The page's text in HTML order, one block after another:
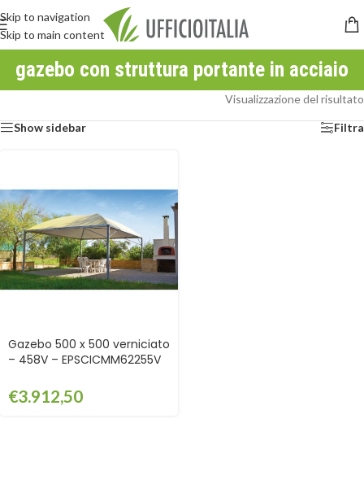
Skip to navigation
Skip to main content
gazebo con struttura portante in acciaio
Visualizzazione del risultato
Show sidebar Filtra
Gazebo 500 x 500 verniciato
– 458V – EPSCICMM62255V
€3.912,50